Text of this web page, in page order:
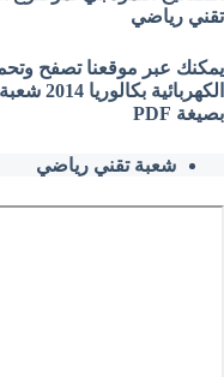
تقني رياضي
يمكنك عبر موقعنا تصفح
بصيغة PDF
شعبة تقني رياضي